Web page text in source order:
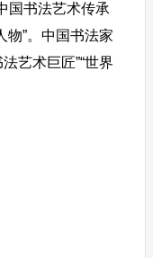
国书法艺术传承
物”。中国书法家
艺术巨匠”“世界